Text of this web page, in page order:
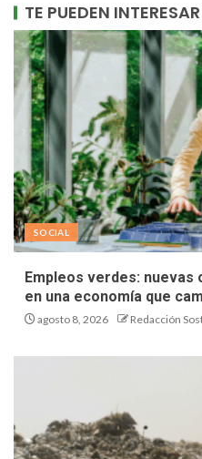
TE PUEDEN INTERESAR
SOCIAL
Empleos verdes:
en una economía que
agosto 8, 2026 Redacción